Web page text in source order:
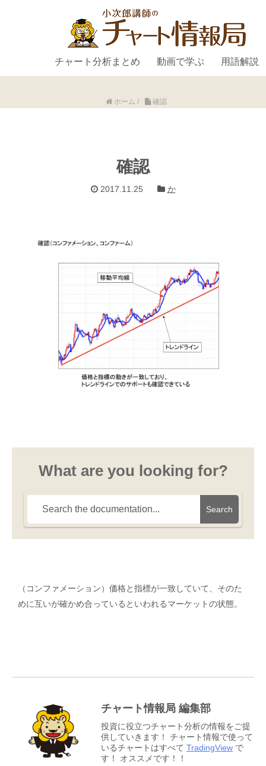
チャート分析まとめ 動画で学ぶ 用語解説
ホーム / 確認
確認
2017.11.25 か
What are you looking for?
Search
（コンファメーション）価格と指標が一致していて、そのた
めに互いが確かめ合っているといわれるマーケットの状態。
チャート情報局 編集部
投資に役立つチャート分析の情報をご提
供していきます！ チャート情報で使って
いるチャートはすべて TradingView で
す！ オススメです！！